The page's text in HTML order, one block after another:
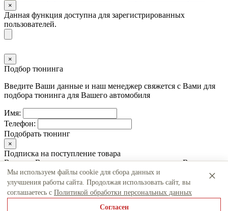
×
Данная функция доступна для зарегистрированных
пользователей.
×
Подбор тюнинга
Введите Ваши данные и наш менеджер свяжется с Вами для
подбора тюнинга для Вашего автомобиля
Имя:
Телефон:
Подобрать тюнинг
×
Подписка на поступление товара
Введите Ваши данные и наш менеджер свяжется с Вами когда
товар поступит в продажу
Мы используем файлы cookie для сбора данных и
улучшения работы сайта. Продолжая использовать сайт, вы
соглашаетесь с Политикой обработки персональных данных
Согласен
×